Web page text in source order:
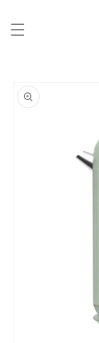
容
產品資
訊